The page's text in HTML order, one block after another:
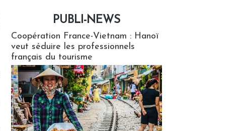
PUBLI-NEWS
Coopération France-Vietnam : Hanoï
veut séduire les professionnels
français du tourisme